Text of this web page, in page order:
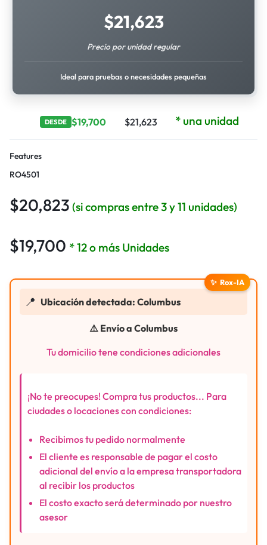
$21,623
Precio por unidad regular
Ideal para pruebas o necesidades pequeñas
DESDE $19,700 $21,623 * una unidad
Features
RO4501
$20,823 (si compras entre 3 y 11 unidades)
$19,700 * 12 o más Unidades
✨ Rox-IA
📍 Ubicación detectada: Columbus
⚠️ Envío a Columbus
Tu domicilio tene condiciones adicionales
¡No te preocupes! Compra tus productos... Para
ciudades o locaciones con condiciones:
Recibimos tu pedido normalmente
El cliente es responsable de pagar el costo
adicional del envío a la empresa transportadora
al recibir los productos
El costo exacto será determinado por nuestro
asesor